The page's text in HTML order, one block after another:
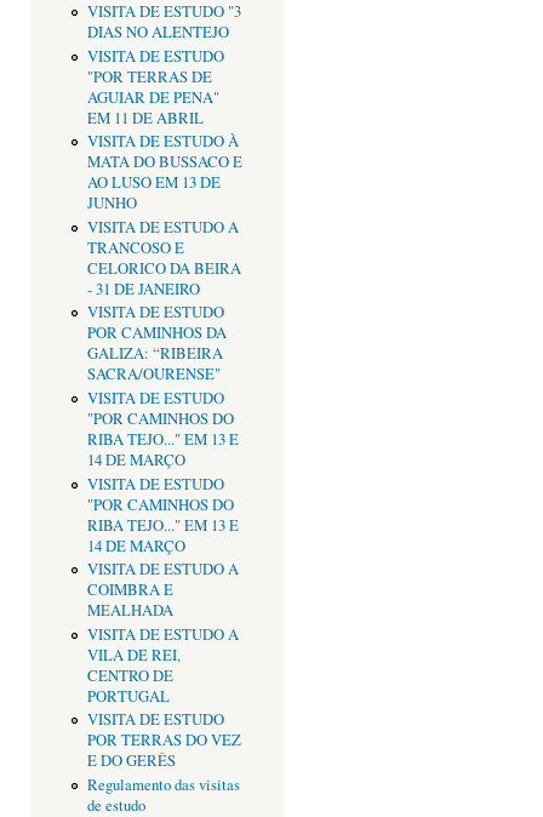
VISITA DE ESTUDO "3
DIAS NO ALENTEJO
VISITA DE ESTUDO
"POR TERRAS DE
AGUIAR DE PENA"
EM 11 DE ABRIL
VISITA DE ESTUDO À
MATA DO BUSSACO E
AO LUSO EM 13 DE
JUNHO
VISITA DE ESTUDO A
TRANCOSO E
CELORICO DA BEIRA
- 31 DE JANEIRO
VISITA DE ESTUDO
POR CAMINHOS DA
GALIZA: “RIBEIRA
SACRA/OURENSE"
VISITA DE ESTUDO
"POR CAMINHOS DO
RIBA TEJO..." EM 13 E
14 DE MARÇO
VISITA DE ESTUDO
"POR CAMINHOS DO
RIBA TEJO..." EM 13 E
14 DE MARÇO
VISITA DE ESTUDO A
COIMBRA E
MEALHADA
VISITA DE ESTUDO A
VILA DE REI,
CENTRO DE
PORTUGAL
VISITA DE ESTUDO
POR TERRAS DO VEZ
E DO GERÊS
Regulamento das visitas
de estudo